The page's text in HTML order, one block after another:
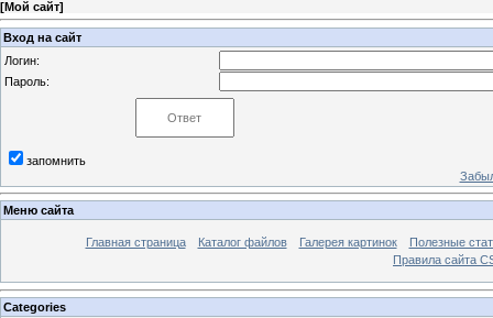
[Мой сайт]
Вход на сайт
Логин:
Пароль:
запомнить
Меню сайта
Главная страница Каталог файлов Галерея картинок
Полезные
Правила сайта
Categories